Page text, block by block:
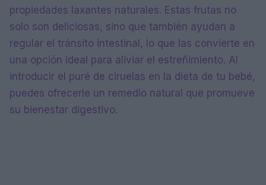
propiedades laxantes naturales. Estas frutas no
solo son deliciosas, sino que también ayudan a
regular el tránsito intestinal, lo que las convierte en
una opción ideal para aliviar el estreñimiento. Al
introducir el puré de ciruelas en la dieta de tu bebé,
puedes ofrecerle un remedio natural que promueve
su bienestar digestivo.